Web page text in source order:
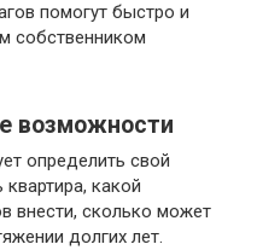
помогут быстро и
собственником
возможности
определить свой
какой
внести, сколько может
долгих лет.